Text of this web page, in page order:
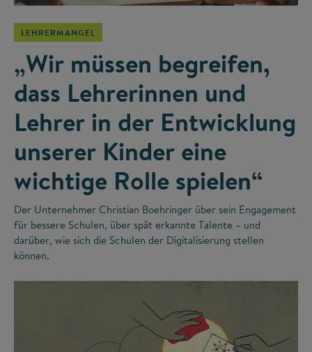
LEHRERMANGEL
„Wir müssen begreifen,
dass Lehrerinnen und
Lehrer in der Entwicklung
unserer Kinder eine
wichtige Rolle spielen“
Der Unternehmer Christian Boehringer über sein Engagement
für bessere Schulen, über spät erkannte Talente – und
darüber, wie sich die Schulen der Digitalisierung stellen
können.